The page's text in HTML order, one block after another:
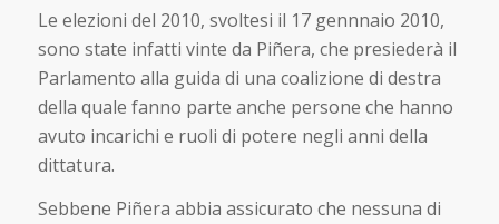
Le elezioni del 2010, svoltesi il 17 gennnaio 2010,
sono state infatti vinte da Piñera, che presiederà il
Parlamento alla guida di una coalizione di destra
della quale fanno parte anche persone che hanno
avuto incarichi e ruoli di potere negli anni della
dittatura.
Sebbene Piñera abbia assicurato che nessuna di